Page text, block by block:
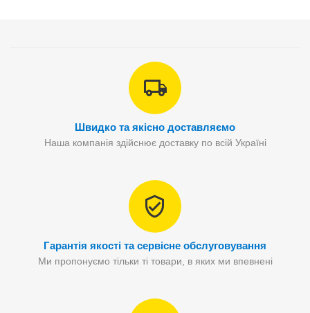
Швидко та якісно доставляємо
Наша компанія здійснює доставку по всій Україні
Гарантія якості та сервісне обслуговування
Ми пропонуємо тільки ті товари, в яких ми впевнені